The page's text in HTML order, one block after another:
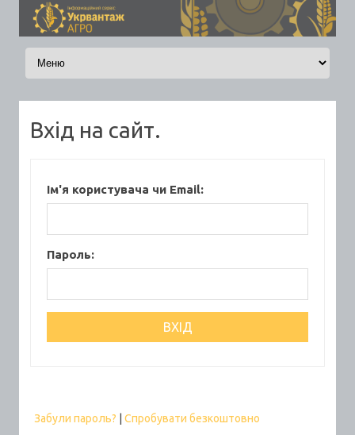
Skip to content
Вхід на сайт.
Ім'я користувача чи Email:
Пароль:
Забули пароль? Спробувати безкоштовно